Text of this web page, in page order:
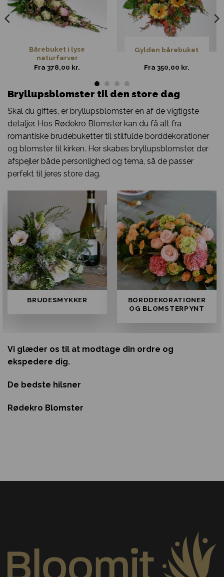
Bårebuket i lyse
naturfarver
Fra 378,00 kr.
Gylden bårebuket
Fra 350,00 kr.
Bryllupsblomster til den store dag
Skal du giftes, er bryllupsblomster en af de vigtigste
detaljer. Hos Rødekro Blomster kan du få alt fra
romantiske brudebuketter til stilfulde borddekorationer
og blomster til kirken. Her skabes bryllupsblomster, der
afspejler både personlighed og tema, så de passer
perfekt til jeres store dag.
BRUDESMYKKER
BORDDEKORATIONER
OG BLOMSTERPYNT
Vi glæder os til at modtage din ordre og
ekspedere dig.
De bedste hilsner
Rødekro Blomster